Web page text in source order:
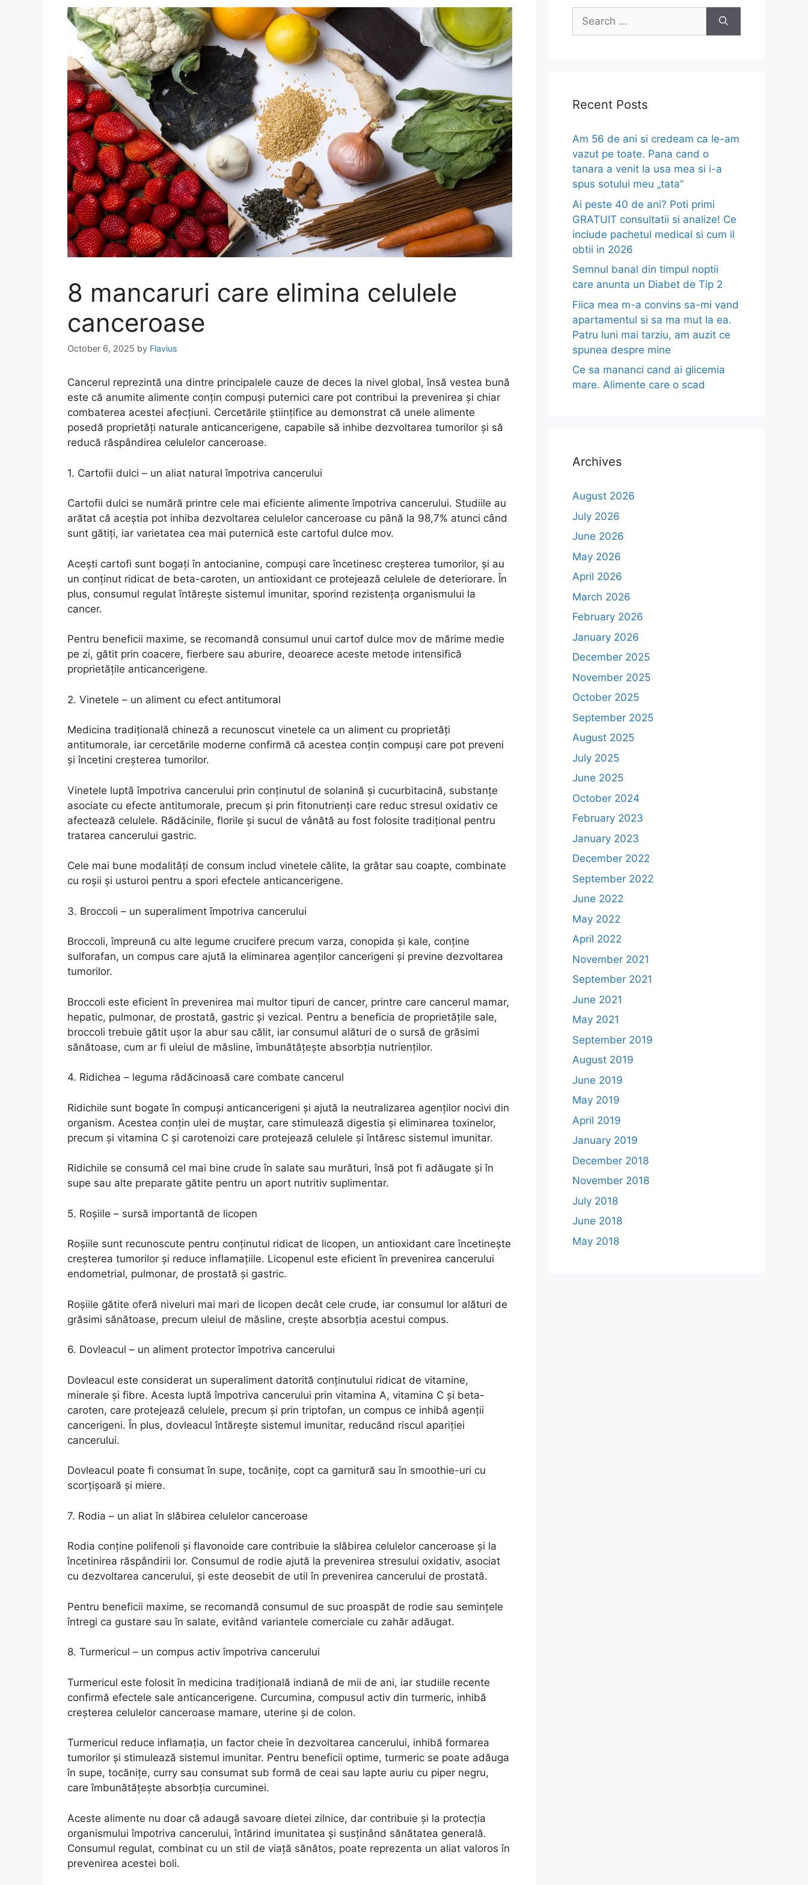
8 mancaruri care elimina celulele
canceroase
October 6, 2025 by Flavius
Cancerul reprezintă una dintre principalele cauze de deces la nivel global, însă vestea bună
este că anumite alimente conțin compuși puternici care pot contribui la prevenirea și chiar
combaterea acestei afecțiuni. Cercetările științifice au demonstrat că unele alimente
posedă proprietăți naturale anticancerigene, capabile să inhibe dezvoltarea tumorilor și să
reducă răspândirea celulelor canceroase.
1. Cartofii dulci – un aliat natural împotriva cancerului
Cartofii dulci se numără printre cele mai eficiente alimente împotriva cancerului. Studiile au
arătat că aceștia pot inhiba dezvoltarea celulelor canceroase cu până la 98,7% atunci când
sunt gătiți, iar varietatea cea mai puternică este cartoful dulce mov.
Acești cartofi sunt bogați în antocianine, compuși care încetinesc creșterea tumorilor, și au
un conținut ridicat de beta-caroten, un antioxidant ce protejează celulele de deteriorare. În
plus, consumul regulat întărește sistemul imunitar, sporind rezistența organismului la
cancer.
Pentru beneficii maxime, se recomandă consumul unui cartof dulce mov de mărime medie
pe zi, gătit prin coacere, fierbere sau aburire, deoarece aceste metode intensifică
proprietățile anticancerigene.
2. Vinetele – un aliment cu efect antitumoral
Medicina tradițională chineză a recunoscut vinetele ca un aliment cu proprietăți
antitumorale, iar cercetările moderne confirmă că acestea conțin compuși care pot preveni
și încetini creșterea tumorilor.
Vinetele luptă împotriva cancerului prin conținutul de solanină și cucurbitacină, substanțe
asociate cu efecte antitumorale, precum și prin fitonutrienți care reduc stresul oxidativ ce
afectează celulele. Rădăcinile, florile și sucul de vânătă au fost folosite tradițional pentru
tratarea cancerului gastric.
Cele mai bune modalități de consum includ vinetele călite, la grătar sau coapte, combinate
cu roșii și usturoi pentru a spori efectele anticancerigene.
3. Broccoli – un superaliment împotriva cancerului
Broccoli, împreună cu alte legume crucifere precum varza, conopida și kale, conține
sulforafan, un compus care ajută la eliminarea agenților cancerigeni și previne dezvoltarea
tumorilor.
Broccoli este eficient în prevenirea mai multor tipuri de cancer, printre care cancerul mamar,
hepatic, pulmonar, de prostată, gastric și vezical. Pentru a beneficia de proprietățile sale,
broccoli trebuie gătit ușor la abur sau călit, iar consumul alături de o sursă de grăsimi
sănătoase, cum ar fi uleiul de măsline, îmbunătățește absorbția nutrienților.
4. Ridichea – leguma rădăcinoasă care combate cancerul
Ridichile sunt bogate în compuși anticancerigeni și ajută la neutralizarea agenților nocivi din
organism. Acestea conțin ulei de muștar, care stimulează digestia și eliminarea toxinelor,
precum și vitamina C și carotenoizi care protejează celulele și întăresc sistemul imunitar.
Ridichile se consumă cel mai bine crude în salate sau murături, însă pot fi adăugate și în
supe sau alte preparate gătite pentru un aport nutritiv suplimentar.
5. Roșiile – sursă importantă de licopen
Roșiile sunt recunoscute pentru conținutul ridicat de licopen, un antioxidant care încetinește
creșterea tumorilor și reduce inflamațiile. Licopenul este eficient în prevenirea cancerului
endometrial, pulmonar, de prostată și gastric.
Roșiile gătite oferă niveluri mai mari de licopen decât cele crude, iar consumul lor alături de
grăsimi sănătoase, precum uleiul de măsline, crește absorbția acestui compus.
6. Dovleacul – un aliment protector împotriva cancerului
Dovleacul este considerat un superaliment datorită conținutului ridicat de vitamine,
minerale și fibre. Acesta luptă împotriva cancerului prin vitamina A, vitamina C și beta-
caroten, care protejează celulele, precum și prin triptofan, un compus ce inhibă agenții
cancerigeni. În plus, dovleacul întărește sistemul imunitar, reducând riscul apariției
cancerului.
Dovleacul poate fi consumat în supe, tocănițe, copt ca garnitură sau în smoothie-uri cu
scorțișoară și miere.
7. Rodia – un aliat în slăbirea celulelor canceroase
Rodia conține polifenoli și flavonoide care contribuie la slăbirea celulelor canceroase și la
încetinirea răspândirii lor. Consumul de rodie ajută la prevenirea stresului oxidativ, asociat
cu dezvoltarea cancerului, și este deosebit de util în prevenirea cancerului de prostată.
Pentru beneficii maxime, se recomandă consumul de suc proaspăt de rodie sau semințele
întregi ca gustare sau în salate, evitând variantele comerciale cu zahăr adăugat.
8. Turmericul – un compus activ împotriva cancerului
Turmericul este folosit în medicina tradițională indiană de mii de ani, iar studiile recente
confirmă efectele sale anticancerigene. Curcumina, compusul activ din turmeric, inhibă
creșterea celulelor canceroase mamare, uterine și de colon.
Turmericul reduce inflamația, un factor cheie în dezvoltarea cancerului, inhibă formarea
tumorilor și stimulează sistemul imunitar. Pentru beneficii optime, turmeric se poate adăuga
în supe, tocănițe, curry sau consumat sub formă de ceai sau lapte auriu cu piper negru,
care îmbunătățește absorbția curcuminei.
Aceste alimente nu doar că adaugă savoare dietei zilnice, dar contribuie și la protecția
organismului împotriva cancerului, întărind imunitatea și susținând sănătatea generală.
Consumul regulat, combinat cu un stil de viață sănătos, poate reprezenta un aliat valoros în
prevenirea acestei boli.
Search
for:
Recent Posts
Am 56 de ani si credeam ca le-am
vazut pe toate. Pana cand o
tanara a venit la usa mea si i-a
spus sotului meu „tata”
Ai peste 40 de ani? Poti primi
GRATUIT consultatii si analize! Ce
include pachetul medical si cum il
obtii in 2026
Semnul banal din timpul noptii
care anunta un Diabet de Tip 2
Fiica mea m-a convins sa-mi vand
apartamentul si sa ma mut la ea.
Patru luni mai tarziu, am auzit ce
spunea despre mine
Ce sa mananci cand ai glicemia
mare. Alimente care o scad
Archives
August 2026
July 2026
June 2026
May 2026
April 2026
March 2026
February 2026
January 2026
December 2025
November 2025
October 2025
September 2025
August 2025
July 2025
June 2025
October 2024
February 2023
January 2023
December 2022
September 2022
June 2022
May 2022
April 2022
November 2021
September 2021
June 2021
May 2021
September 2019
August 2019
June 2019
May 2019
April 2019
January 2019
December 2018
November 2018
July 2018
June 2018
May 2018